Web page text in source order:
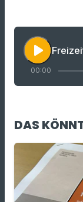
play_arrow
00:00
DAS